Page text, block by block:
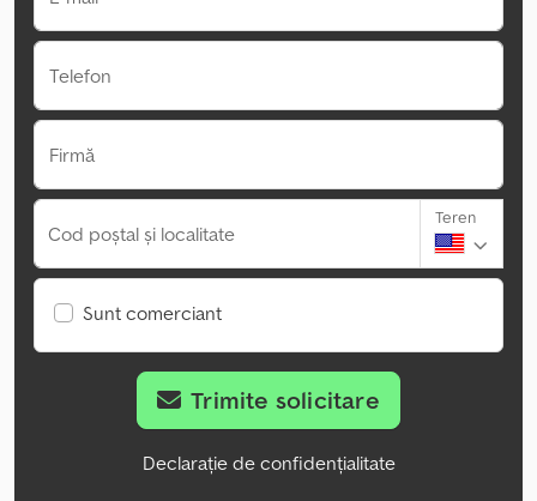
Telefon
Firmă
Cod poștal și localitate
Teren
Sunt comerciant
Trimite solicitare
Declarație de confidențialitate